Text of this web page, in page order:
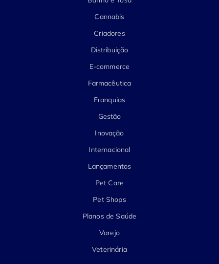
Cannabis
Criadores
Distribuição
E-commerce
Farmacêutica
Franquias
Gestão
Inovação
Internacional
Lançamentos
Pet Care
Pet Shops
Planos de Saúde
Varejo
Veterinária